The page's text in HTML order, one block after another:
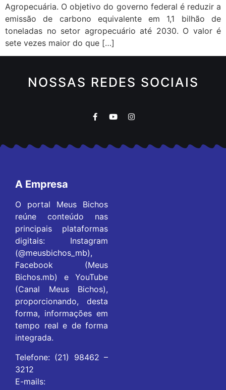
Agropecuária. O objetivo do governo federal é reduzir a
emissão de carbono equivalente em 1,1 bilhão de
toneladas no setor agropecuário até 2030. O valor é
sete vezes maior do que […]
NOSSAS REDES SOCIAIS
A Empresa
O portal Meus Bichos
reúne conteúdo nas
principais plataformas
digitais: Instagram
(@meusbichos_mb),
Facebook (Meus
Bichos.mb) e YouTube
(Canal Meus Bichos),
proporcionando, desta
forma, informações em
tempo real e de forma
integrada.
Telefone: (21) 98462 –
3212
E-mails: